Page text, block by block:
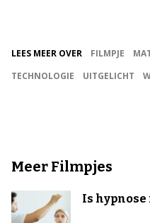
LEES MEER OVER FILMPJE
TECHNOLOGIE
UITGELICHT
Meer Filmpjes
Is hypnose